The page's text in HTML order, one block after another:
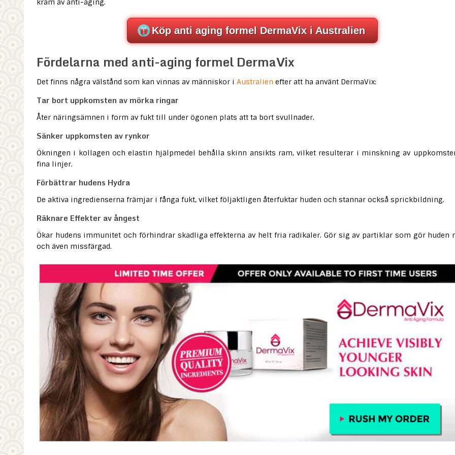
Köp anti aging formel DermaVix i Australien
Fördelarna med anti-aging formel DermaVix
Det finns några välstånd som kan vinnas av människor i Australien efter att ha använt DermaVix:
Tar bort uppkomsten av mörka ringar
Åter näringsämnen i form av fukt till under ögonen plats att ta bort svullnader.
Sänker uppkomsten av rynkor
Ökningen i kollagen och elastin hjälpmedel behålla skinn ansikts ram, vilket resulterar i minskning av
fina linjer.
Förbättrar hudens Hydra
De aktiva ingredienserna främjar i fånga fukt, vilket följaktligen återfuktar huden och stannar också sprickbildning.
Räknare Effekter av ångest
Ökar hudens immunitet och förhindrar skadliga effekterna av helt fria radikaler. Gör sig av partiklar som gör huden
och även missfärgad.